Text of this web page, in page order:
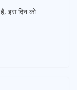
है, इस दिन को